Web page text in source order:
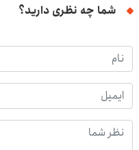
شما چه نظری دارید؟